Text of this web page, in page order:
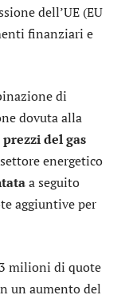
dell’UE (EU
finanziari e
di
dovuta alla
del gas
energetico
a seguito
aggiuntive per
milioni di quote
un aumento del